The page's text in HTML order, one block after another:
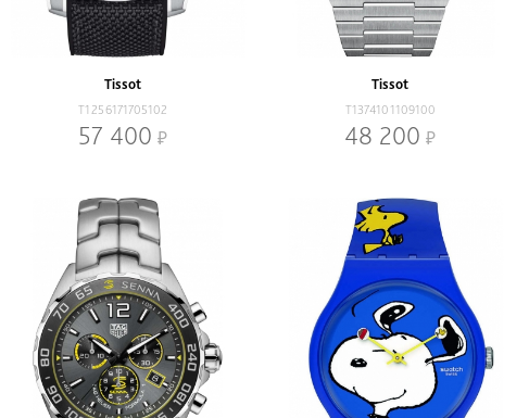
Tissot
T1256171705102
57 400
Tissot
T1374101109100
48 200